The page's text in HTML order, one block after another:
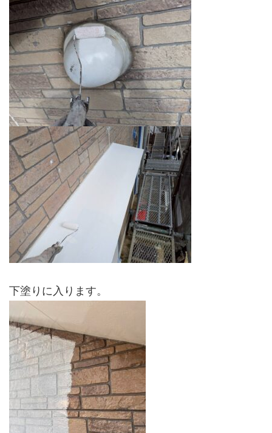
下塗りに入ります。